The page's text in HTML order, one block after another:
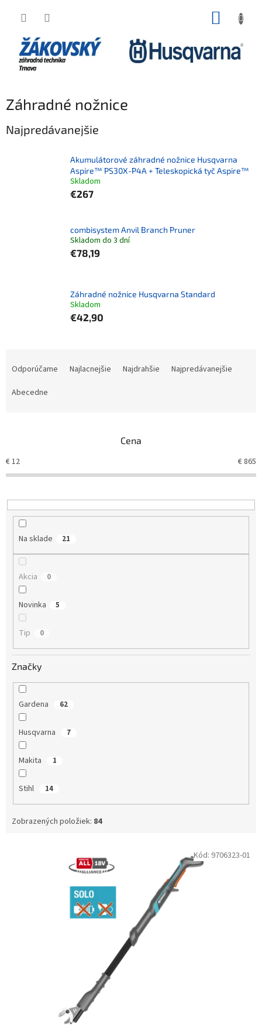
Záhradné nožnice
Najpredávanejšie
Akumulátorové záhradné nožnice Husqvarna
Aspire™ PS30X-P4A + Teleskopická tyč Aspire™
Skladom
€267
combisystem Anvil Branch Pruner
Skladom do 3 dní
€78,19
Záhradné nožnice Husqvarna Standard
Skladom
€42,90
Odporúčame Najlacnejšie Najdrahšie
Najpredávanejšie
Abecedne
Cena
€12 €865
Na sklade 21
Akcia 0
Novinka 5
Tip 0
Značky
Gardena 62
Husqvarna 7
Makita 1
Stihl 14
Zobrazených položiek: 84
Kód: 9706323-01